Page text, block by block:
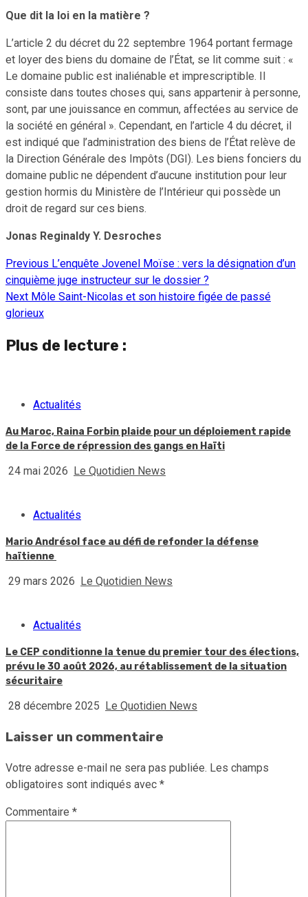
Que dit la loi en la matière ?
L’article 2 du décret du 22 septembre 1964 portant fermage
et loyer des biens du domaine de l’État, se lit comme suit : «
Le domaine public est inaliénable et imprescriptible. Il
consiste dans toutes choses qui, sans appartenir à personne,
sont, par une jouissance en commun, affectées au service de
la société en général ». Cependant, en l’article 4 du décret, il
est indiqué que l’administration des biens de l’État relève de
la Direction Générale des Impôts (DGI). Les biens fonciers du
domaine public ne dépendent d’aucune institution pour leur
gestion hormis du Ministère de l’Intérieur qui possède un
droit de regard sur ces biens.
Jonas Reginaldy Y. Desroches
Continue
Reading
Previous L’enquête Jovenel Moïse : vers la désignation d’un
cinquième juge instructeur sur le dossier ?
Next Môle Saint-Nicolas et son histoire figée de passé
glorieux
Plus de lecture :
Actualités
Au Maroc, Raina Forbin plaide pour un déploiement rapide
de la Force de répression des gangs en Haïti
24 mai 2026 Le Quotidien News
Actualités
Mario Andrésol face au défi de refonder la défense
haïtienne
29 mars 2026 Le Quotidien News
Actualités
Le CEP conditionne la tenue du premier tour des élections,
prévu le 30 août 2026, au rétablissement de la situation
sécuritaire
28 décembre 2025 Le Quotidien News
Laisser un commentaire
Votre adresse e-mail ne sera pas publiée. Les champs
obligatoires sont indiqués avec *
Commentaire *